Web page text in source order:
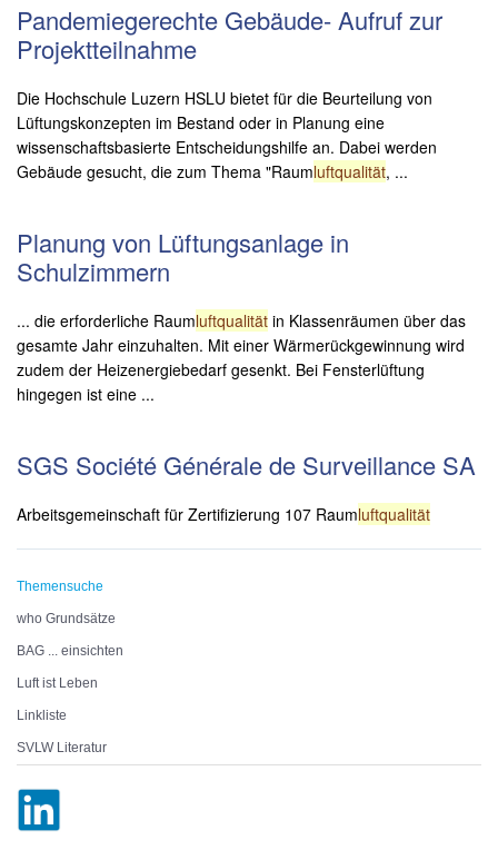
Pandemiegerechte Gebäude- Aufruf zur
Projektteilnahme
Die Hochschule Luzern HSLU bietet für die Beurteilung von
Lüftungskonzepten im Bestand oder in Planung eine
wissenschaftsbasierte Entscheidungshilfe an. Dabei werden
Gebäude gesucht, die zum Thema "Raumluftqualität, ...
Planung von Lüftungsanlage in
Schulzimmern
... die erforderliche Raumluftqualität in Klassenräumen über das
gesamte Jahr einzuhalten. Mit einer Wärmerückgewinnung wird
zudem der Heizenergiebedarf gesenkt. Bei Fensterlüftung
hingegen ist eine ...
SGS Société Générale de Surveillance SA
Arbeitsgemeinschaft für Zertifizierung 107 Raumluftqualität
Themensuche
who Grundsätze
BAG ... einsichten
Luft ist Leben
Linkliste
SVLW Literatur